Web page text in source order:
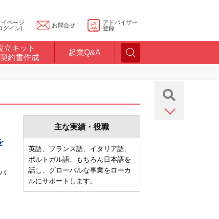
ページ
グイン)
お問合せ
アドバイザー
登録
立キット
約書作成
起業Q&A
主な実績・役職
英語、フランス語、イタリア語、
ポルトガル語、もちろん日本語を
話し、グローバルな事業をローカ
ルにサポートします。